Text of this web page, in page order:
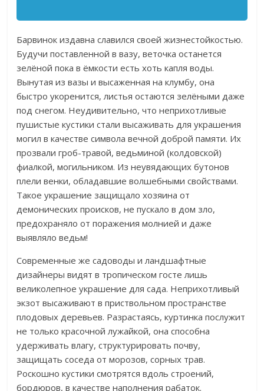
Барвинок издавна славился своей жизнестойкостью.
Будучи поставленной в вазу, веточка останется
зелёной пока в ёмкости есть хоть капля воды.
Вынутая из вазы и высаженная на клумбу, она
быстро укоренится, листья остаются зелёными даже
под снегом. Неудивительно, что неприхотливые
пушистые кустики стали высаживать для украшения
могил в качестве символа вечной доброй памяти. Их
прозвали гроб-травой, ведьминой (колдовской)
фиалкой, могильником. Из неувядающих бутонов
плели венки, обладавшие волшебными свойствами.
Такое украшение защищало хозяина от
демонических происков, не пускало в дом зло,
предохраняло от поражения молнией и даже
выявляло ведьм!
Современные же садоводы и ландшафтные
дизайнеры видят в тропическом госте лишь
великолепное украшение для сада. Неприхотливый
экзот высаживают в приствольном пространстве
плодовых деревьев. Разрастаясь, куртинка послужит
не только красочной лужайкой, она способна
удерживать влагу, структурировать почву,
защищать соседа от морозов, сорных трав.
Роскошно кустики смотрятся вдоль строений,
бордюров, в качестве наполнения рабаток.